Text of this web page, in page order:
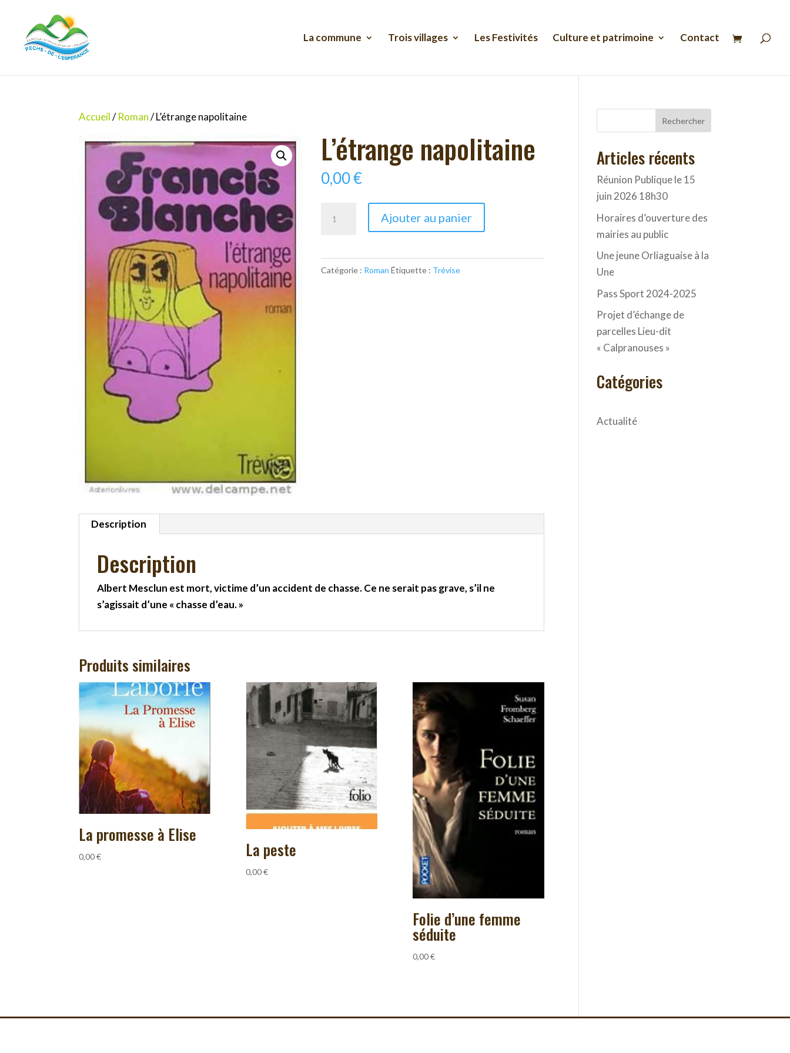
La commune Trois villages Les Festivités Culture et patrimoine Contact
Accueil/Roman/ L’étrange napolitaine
L’étrange napolitaine
0,00€
napolitaine
Ajouter au panier
Catégorie : Roman Étiquette : Trévise
Description
Description
Albert Mesclun est mort, victime d’un accident de chasse. Ce ne serait pas grave, s’il ne
s’agissait d’une « chasse d’eau. »
Produits similaires
La promesse à Elise
0,00€ La peste
0,00€
Folie d’une femme
séduite
0,00€
Rechercher
Articles récents
Réunion Publique le 15
juin 2026 18h30
Horaires d’ouverture des
mairies au public
Une jeune Orliaguaise à la
Une
Pass Sport 2024-2025
Projet d’échange de
parcelles Lieu-dit
« Calpranouses »
Catégories
Actualité